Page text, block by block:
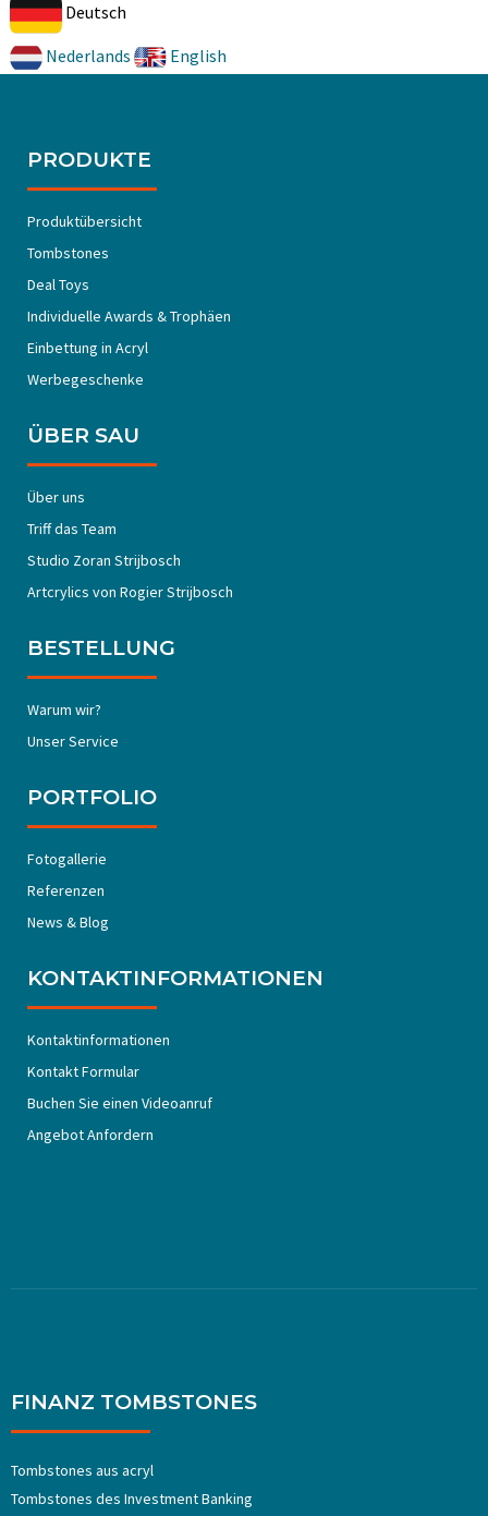
Deutsch
Nederlands English
PRODUKTE
Produktübersicht
Tombstones
Deal Toys
Individuelle Awards & Trophäen
Einbettung in Acryl
Werbegeschenke
ÜBER SAU
Über uns
Triff das Team
Studio Zoran Strijbosch
Artcrylics von Rogier Strijbosch
BESTELLUNG
Warum wir?
Unser Service
PORTFOLIO
Fotogallerie
Referenzen
News & Blog
KONTAKTINFORMATIONEN
Kontaktinformationen
Kontakt Formular
Buchen Sie einen Videoanruf
Angebot Anfordern
FINANZ TOMBSTONES
Tombstones aus acryl
Tombstones ​​des Investment Banking